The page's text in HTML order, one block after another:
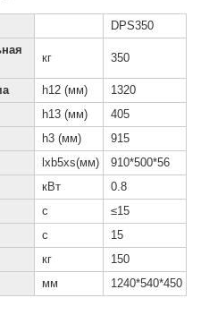
DPS350
кг 350
h12 (мм)
1320
h13 (мм)
405
h3 (мм)
915
lxb5xs(мм)
910*500*56
кВт
0.8
с
≤15
с
15
кг
150
мм 1240*540*450